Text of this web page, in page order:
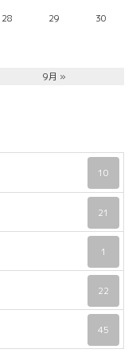
28 29 30
9月 »
10
21
1
22
45